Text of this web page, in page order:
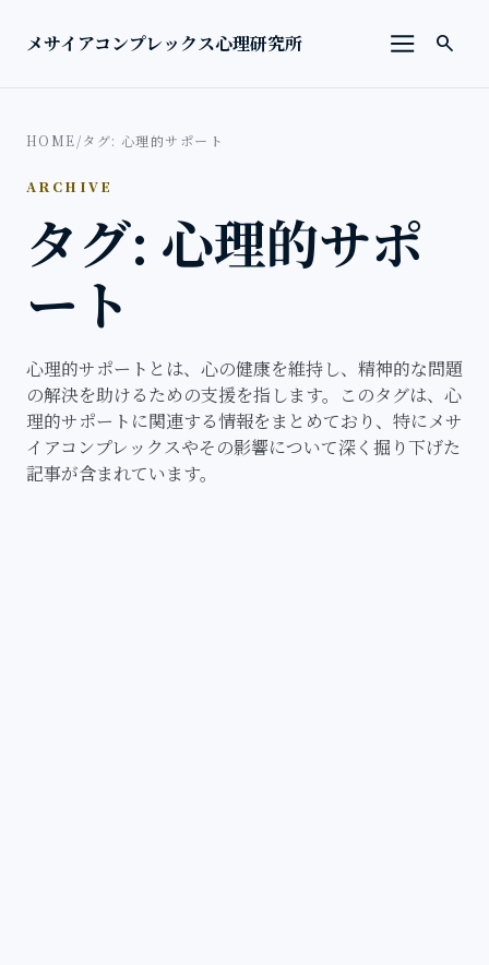
メサイアコンプレックス心理研究所
メニュー
検索を
search
HOME/タグ: 心理的サポート
ARCHIVE
タグ: 心理的サポ
ート
心理的サポートとは、心の健康を維持し、精神的な問題
の解決を助けるための支援を指します。このタグは、心
理的サポートに関連する情報をまとめており、特にメサ
イアコンプレックスやその影響について深く掘り下げた
記事が含まれています。